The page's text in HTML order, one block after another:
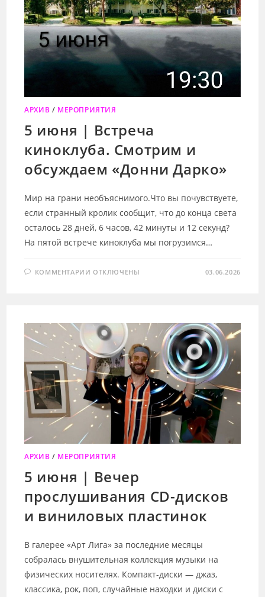
АРХИВ / МЕРОПРИЯТИЯ
5 июня | Встреча
киноклуба. Смотрим и
обсуждаем «Донни Дарко»
Мир на грани необъяснимого.Что вы почувствуете,
если странный кролик сообщит, что до конца света
осталось 28 дней, 6 часов, 42 минуты и 12 секунд?
На пятой встрече киноклуба мы погрузимся…
КОММЕНТАРИИ К
СМОТРИМ
И
ОБСУЖДАЕМ
«ДОННИ
ДАРКО»
ОТКЛЮЧЕНЫ 03.06.2026
АРХИВ / МЕРОПРИЯТИЯ
5 июня | Вечер
прослушивания CD-дисков
и виниловых пластинок
В галерее «Арт Лига» за последние месяцы
собралась внушительная коллекция музыки на
физических носителях. Компакт-диски — джаз,
классика, рок, поп, случайные находки и диски с